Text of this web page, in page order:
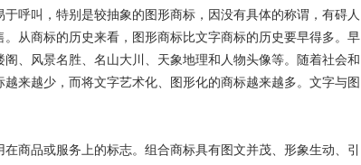
呼叫，特别是较抽象的图形商标，因没有具体的称谓，有碍人
从商标的历史来看，图形商标比文字商标的历史要早得多。早
、风景名胜、名山大川、天象地理和人物头像等。随着社会和
来越少，而将文字艺术化、图形化的商标越来越多。文字与图
商品或服务上的标志。组合商标具有图文并茂、形象生动、引